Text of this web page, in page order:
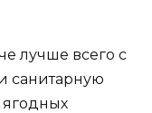
лучше всего с
санитарную